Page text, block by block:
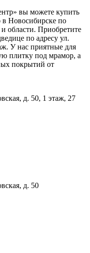
вы можете купить
Новосибирске по
области. Приобретите
по адресу ул.
У нас приятные для
плитку под мрамор, а
покрытий от
д. 50, 1 этаж, 27
д. 50